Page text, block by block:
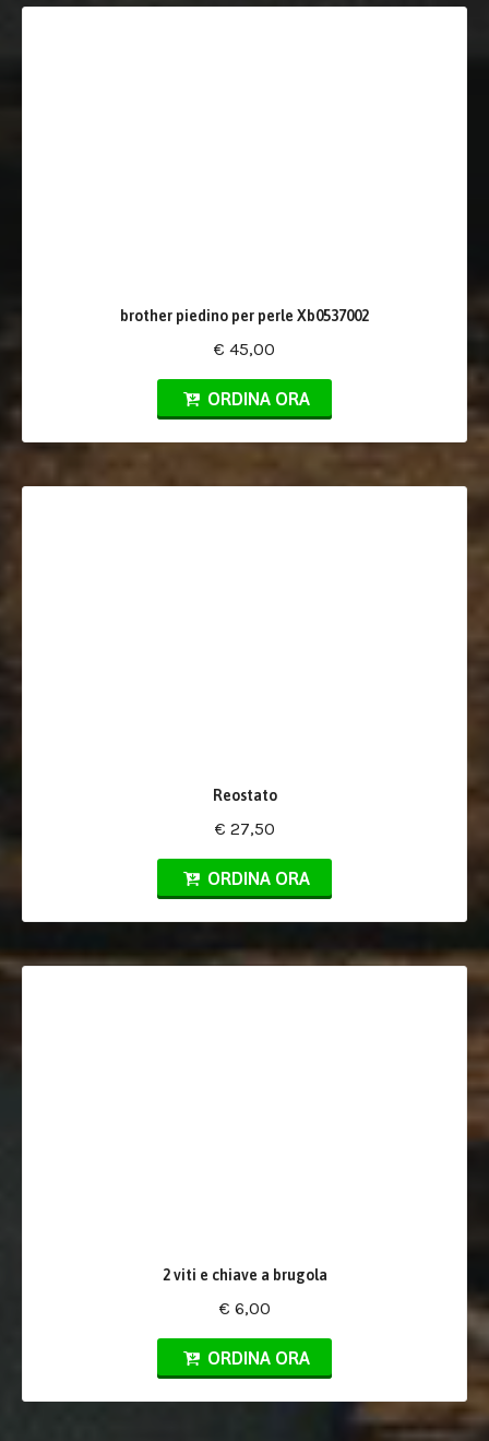
brother piedino per perle Xb0537002
€ 45,00
ORDINA ORA
Reostato
€ 27,50
ORDINA ORA
2 viti e chiave a brugola
€ 6,00
ORDINA ORA